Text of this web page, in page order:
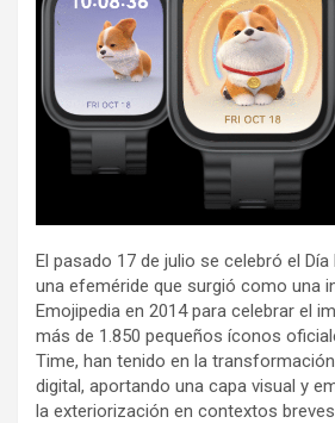
El pasado 17 de julio se celebró el Día
una efeméride que surgió como una
Emojipedia en 2014 para celebrar el
más de 1.850 pequeños íconos
Time, han tenido en la
digital, aportando una capa visual y
la exteriorización en contextos